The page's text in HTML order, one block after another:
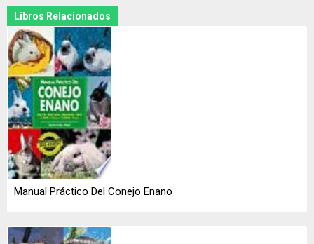
Libros Relacionados
Manual Práctico Del Conejo Enano